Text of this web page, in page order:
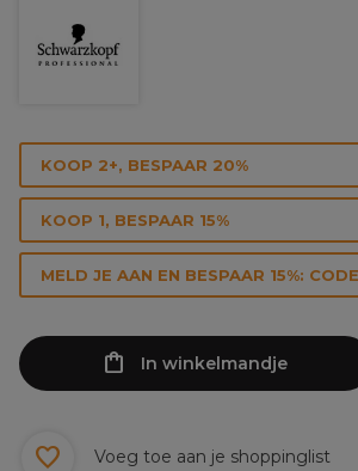
KOOP 2+, BESPAAR 20%
KOOP 1, BESPAAR 15%
MELD JE AAN EN BESPAAR 15%:
In winkelmandje
Voeg toe aan je shoppinglist